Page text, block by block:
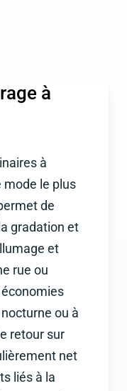
à
à
mode le plus
de
gradation et
et
rue ou
ou à
retour sur
net
liés à la